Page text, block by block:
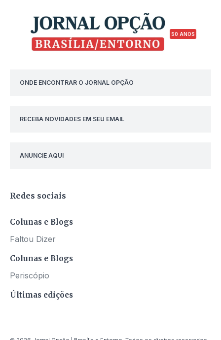
50 ANOS
ONDE ENCONTRAR O JORNAL OPÇÃO
RECEBA NOVIDADES EM SEU EMAIL
ANUNCIE AQUI
Redes sociais
Colunas e Blogs
Faltou Dizer
Colunas e Blogs
Periscópio
Últimas edições